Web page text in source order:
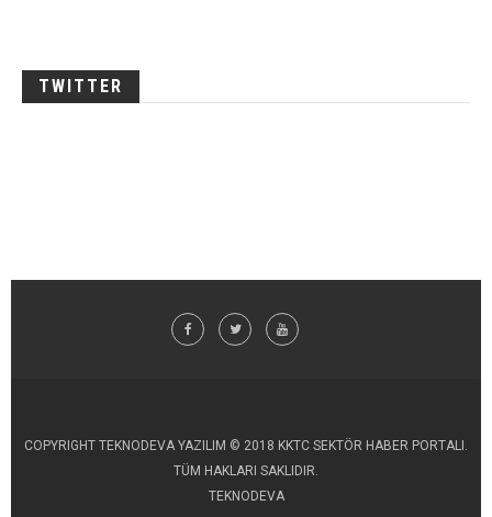
TWITTER
COPYRIGHT TEKNODEVA YAZILIM © 2018 KKTC SEKTÖR HABER PORTALI.
TÜM HAKLARI SAKLIDIR.
TEKNODEVA